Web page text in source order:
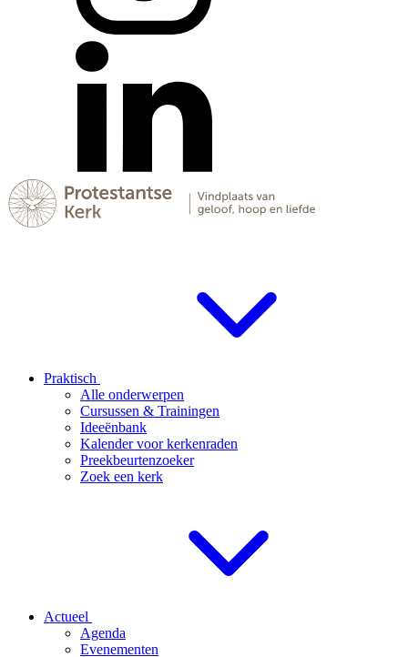
Praktisch
Alle onderwerpen
Cursussen & Trainingen
Ideeënbank
Kalender voor kerkenraden
Preekbeurtenzoeker
Zoek een kerk
Actueel
Agenda
Evenementen